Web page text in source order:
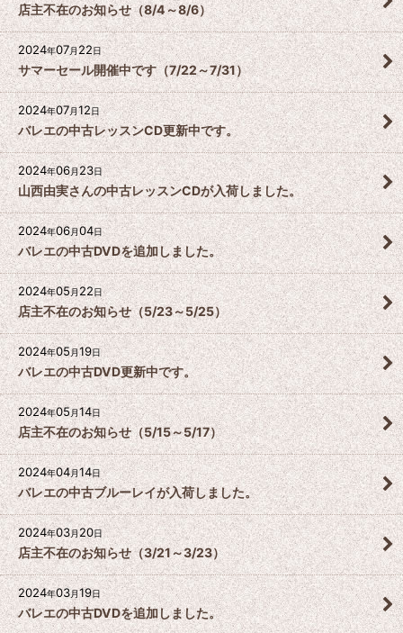
店主不在のお知らせ（8/4～8/6）
2024年07月22日
サマーセール開催中です（7/22～7/31）
2024年07月12日
バレエの中古レッスンCD更新中です。
2024年06月23日
山西由実さんの中古レッスンCDが入荷しました。
2024年06月04日
バレエの中古DVDを追加しました。
2024年05月22日
店主不在のお知らせ（5/23～5/25）
2024年05月19日
バレエの中古DVD更新中です。
2024年05月14日
店主不在のお知らせ（5/15～5/17）
2024年04月14日
バレエの中古ブルーレイが入荷しました。
2024年03月20日
店主不在のお知らせ（3/21～3/23）
2024年03月19日
バレエの中古DVDを追加しました。